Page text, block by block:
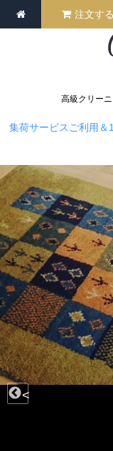
高級クリー
注文する
集荷サービスご利用＆
<